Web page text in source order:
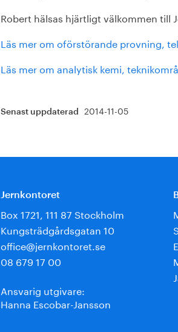
Robert hälsas hjärtligt välkommen till
Läs mer om oförstörande provning,
Läs mer om analytisk kemi,
Senast uppdaterad 2014-11-05
Jernkontoret
Box 1721, 111 87 Stockholm
Kungsträdgårdsgatan 10
office@jernkontoret.se
08 679 17 00
Ansvarig utgivare:
Hanna Escobar-Jansson